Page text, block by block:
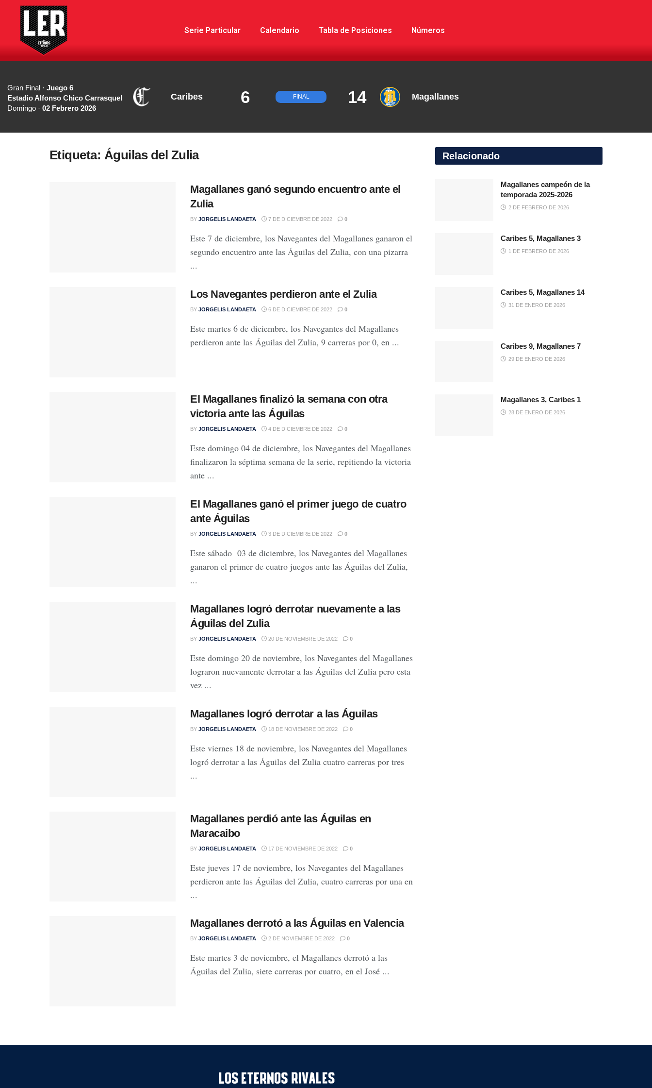
Serie Particular Calendario Tabla de Posiciones Números
Gran Final · Juego 6
Estadio Alfonso Chico Carrasquel
Domingo · 02 Febrero 2026
Caribes 6 FINAL 14 Magallanes
Etiqueta: Águilas del Zulia
Magallanes ganó segundo encuentro ante el
Zulia
BY JORGELIS LANDAETA 7 DE DICIEMBRE DE 2022 0
Este 7 de diciembre, los Navegantes del Magallanes ganaron el
segundo encuentro ante las Águilas del Zulia, con una pizarra
...
Los Navegantes perdieron ante el Zulia
BY JORGELIS LANDAETA 6 DE DICIEMBRE DE 2022 0
Este martes 6 de diciembre, los Navegantes del Magallanes
perdieron ante las Águilas del Zulia, 9 carreras por 0, en ...
El Magallanes finalizó la semana con otra
victoria ante las Águilas
BY JORGELIS LANDAETA 4 DE DICIEMBRE DE 2022 0
Este domingo 04 de diciembre, los Navegantes del Magallanes
finalizaron la séptima semana de la serie, repitiendo la victoria
ante ...
El Magallanes ganó el primer juego de cuatro
ante Águilas
BY JORGELIS LANDAETA 3 DE DICIEMBRE DE 2022 0
Este sábado 03 de diciembre, los Navegantes del Magallanes
ganaron el primer de cuatro juegos ante las Águilas del Zulia,
...
Magallanes logró derrotar nuevamente a las
Águilas del Zulia
BY JORGELIS LANDAETA 20 DE NOVIEMBRE DE 2022 0
Este domingo 20 de noviembre, los Navegantes del Magallanes
lograron nuevamente derrotar a las Águilas del Zulia pero esta
vez ...
Magallanes logró derrotar a las Águilas
BY JORGELIS LANDAETA 18 DE NOVIEMBRE DE 2022 0
Este viernes 18 de noviembre, los Navegantes del Magallanes
logró derrotar a las Águilas del Zulia cuatro carreras por tres
...
Magallanes perdió ante las Águilas en
Maracaibo
BY JORGELIS LANDAETA 17 DE NOVIEMBRE DE 2022 0
Este jueves 17 de noviembre, los Navegantes del Magallanes
perdieron ante las Águilas del Zulia, cuatro carreras por una en
...
Magallanes derrotó a las Águilas en Valencia
BY JORGELIS LANDAETA 2 DE NOVIEMBRE DE 2022 0
Este martes 3 de noviembre, el Magallanes derrotó a las
Águilas del Zulia, siete carreras por cuatro, en el José ...
Relacionado
Magallanes campeón de la
temporada 2025-2026
2 DE FEBRERO DE 2026
Caribes 5, Magallanes 3
1 DE FEBRERO DE 2026
Caribes 5, Magallanes 14
31 DE ENERO DE 2026
Caribes 9, Magallanes 7
29 DE ENERO DE 2026
Magallanes 3, Caribes 1
28 DE ENERO DE 2026